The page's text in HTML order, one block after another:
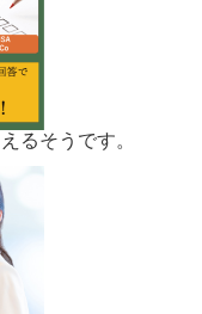
るそうです。